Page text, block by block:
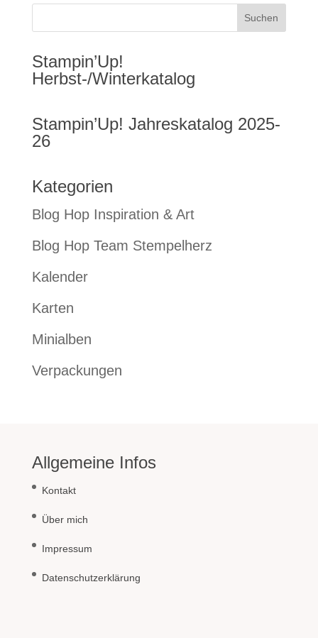
Stampin’Up!
Herbst-/Winterkatalog
Stampin’Up! Jahreskatalog 2025-
26
Kategorien
Blog Hop Inspiration & Art
Blog Hop Team Stempelherz
Kalender
Karten
Minialben
Verpackungen
Allgemeine Infos
Kontakt
Über mich
Impressum
Datenschutzerklärung